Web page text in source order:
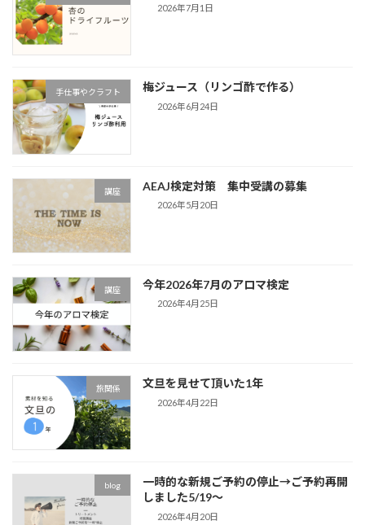
2026年7月1日
手仕事やクラフト 梅ジュース（リンゴ酢で作る）
2026年6月24日
講座 AEAJ検定対策 集中受講の募集
2026年5月20日
講座 今年2026年7月のアロマ検定
2026年4月25日
旅関係 文旦を見せて頂いた1年
2026年4月22日
blog
一時的な新規ご予約の停止→ご予約再開
しました5/19～
2026年4月20日